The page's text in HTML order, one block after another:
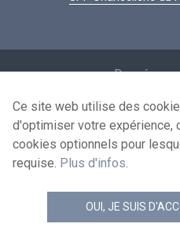
Données
Conditions
© 2026 -
Ce site web utilise des
d'optimiser votre expérience,
cookies optionnels pour
requise. Plus d'infos.
OUI, JE SUIS